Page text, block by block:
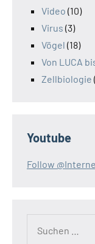
Video (10)
Virus (3)
Vögel (18)
Von LUCA
Zellbiologie
Youtube
Follow